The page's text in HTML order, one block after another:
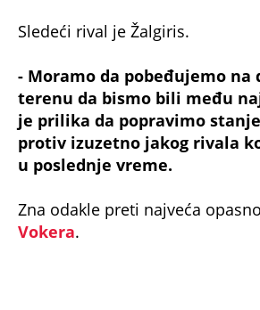
Sledeći rival je Žalgiris.
- Moramo da pobeđujemo na
terenu da bismo bili među
je prilika da popravimo
protiv izuzetno jakog rivala
u poslednje vreme.
Zna odakle preti najveća
Vokera.